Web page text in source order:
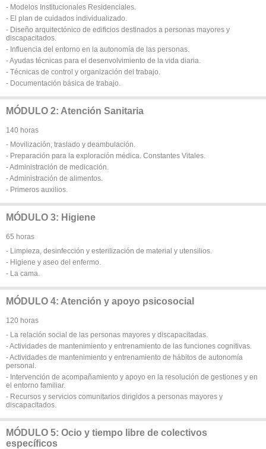
- Modelos Institucionales Residenciales.
- El plan de cuidados individualizado.
- Diseño arquitectónico de edificios destinados a personas mayores y
discapacitados.
- Influencia del entorno en la autonomía de las personas.
- Ayudas técnicas para el desenvolvimiento de la vida diaria.
- Técnicas de control y organización del trabajo.
- Documentación básica de trabajo.
MÓDULO 2: Atención Sanitaria
140 horas
- Movilización, traslado y deambulación.
- Preparación para la exploración médica. Constantes Vitales.
- Administración de medicación.
- Administración de alimentos.
- Primeros auxilios.
MÓDULO 3: Higiene
65 horas
- Limpieza, desinfección y esterilización de material y utensilios.
- Higiene y aseo del enfermo.
- La cama.
MÓDULO 4: Atención y apoyo psicosocial
120 horas
- La relación social de las personas mayores y discapacitadas.
- Actividades de mantenimiento y entrenamiento de las funciones cognitivas.
- Actividades de mantenimiento y entrenamiento de hábitos de autonomía
personal.
- Intervención de acompañamiento y apoyo en la resolución de gestiones y en
el entorno familiar.
- Recursos y servicios comunitarios dirigidos a personas mayores y
discapacitados.
MÓDULO 5: Ocio y tiempo libre de colectivos
específicos